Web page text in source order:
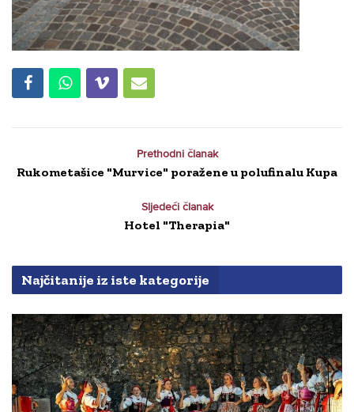
Prethodni članak
Rukometašice "Murvice" poražene u polufinalu Kupa
Sljedeći članak
Hotel "Therapia"
Najčitanije iz iste kategorije